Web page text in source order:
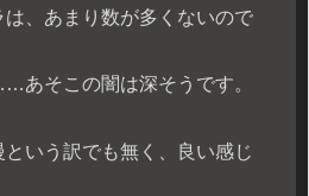
、あまり数が多くないので
あそこの闇は深そうです。
いう訳でも無く、良い感じ